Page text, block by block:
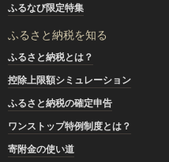
ふるなび限定特集
ふるさと納税を知る
ふるさと納税とは？
控除上限額シミュレーション
ふるさと納税の確定申告
ワンストップ特例制度とは？
寄附金の使い道